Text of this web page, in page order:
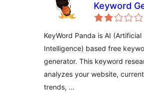
Keyword
for SEO
KeyWord Panda is AI (Artificial
Intelligence) based free
generator. This keyword
analyzes your website,
trends, …